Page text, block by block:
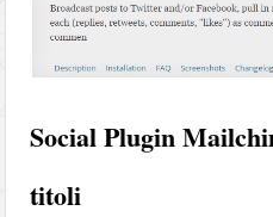
Social Plugin
titoli